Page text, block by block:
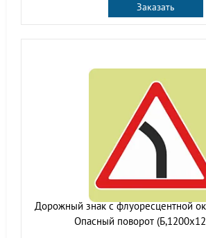
Заказать
Дорожный знак с флуоресцентной
Опасный поворот